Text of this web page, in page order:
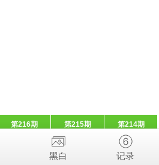
第216期 第215期 第214期
黑白 记录